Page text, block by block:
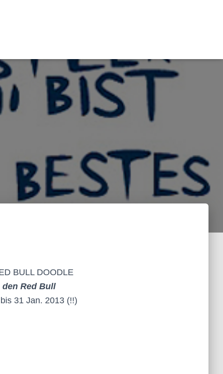
BULL DOODLE
Red Bull
31 Jan. 2013 (!!)